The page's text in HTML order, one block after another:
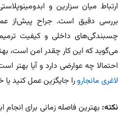
ارتباط میان سزارین و
بررسی دقیق است. جراح پیش‌از
چسبندگی‌های داخلی و کیفیت
می‌گوید که این کار چقدر امن است،
احتمالا چه عوارضی دارد و آیا بهتر
لاغری مانجارورا جایگزین عمل کنید یا
نکته: بهترین فاصله زمانی برای